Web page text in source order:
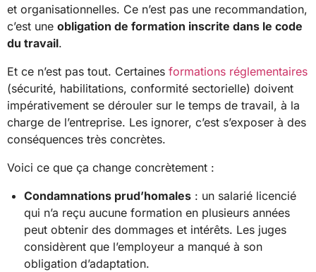
et organisationnelles. Ce n’est pas une recommandation,
c’est une obligation de formation inscrite dans le code
du travail.
Et ce n’est pas tout. Certaines formations réglementaires
(sécurité, habilitations, conformité sectorielle) doivent
impérativement se dérouler sur le temps de travail, à la
charge de l’entreprise. Les ignorer, c’est s’exposer à des
conséquences très concrètes.
Voici ce que ça change concrètement :
Condamnations prud’homales : un salarié licencié
qui n’a reçu aucune formation en plusieurs années
peut obtenir des dommages et intérêts. Les juges
considèrent que l’employeur a manqué à son
obligation d’adaptation.